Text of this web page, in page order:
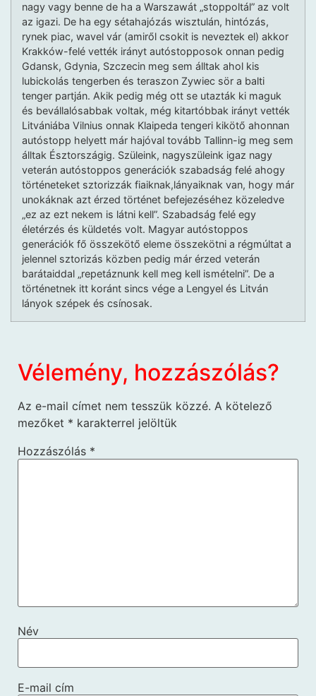
nagy vagy benne de ha a Warszawát „stoppoltál” az volt
az igazi. De ha egy sétahajózás wisztulán, hintózás,
rynek piac, wavel vár (amiről csokit is neveztek el) akkor
Krakków-felé vették irányt autóstopposok onnan pedig
Gdansk, Gdynia, Szczecin meg sem álltak ahol kis
lubickolás tengerben és teraszon Zywiec sör a balti
tenger partján. Akik pedig még ott se utazták ki maguk
és bevállalósabbak voltak, még kitartóbbak irányt vették
Litvániába Vilnius onnak Klaipeda tengeri kikötő ahonnan
autóstopp helyett már hajóval tovább Tallinn-ig meg sem
álltak Észtországig. Szüleink, nagyszüleink igaz nagy
veterán autóstoppos generációk szabadság felé ahogy
történeteket sztorizzák fiaiknak,lányaiknak van, hogy már
unokáknak azt érzed történet befejezéséhez közeledve
„ez az ezt nekem is látni kell”. Szabadság felé egy
életérzés és küldetés volt. Magyar autóstoppos
generációk fő összekötő eleme összekötni a régmúltat a
jelennel sztorizás közben pedig már érzed veterán
barátaiddal „repetáznunk kell meg kell ismételni”. De a
történetnek itt koránt sincs vége a Lengyel és Litván
lányok szépek és csínosak.
Vélemény, hozzászólás?
Az e-mail címet nem tesszük közzé. A kötelező
mezőket * karakterrel jelöltük
Hozzászólás *
Név
E-mail cím